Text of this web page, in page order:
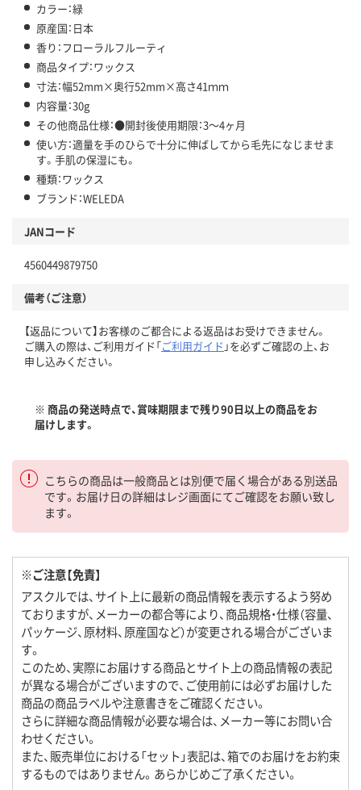
カラー：緑
原産国：日本
香り：フローラルフルーティ
商品タイプ：ワックス
寸法：幅52mm×奥行52mm×高さ41ｍｍ
内容量：30g
その他商品仕様：●開封後使用期限：3～4ヶ月
使い方：適量を手のひらで十分に伸ばしてから毛先になじませま
す。手肌の保湿にも。
種類：ワックス
ブランド：WELEDA
JANコード
4560449879750
備考（ご注意）
【返品について】お客様のご都合による返品はお受けできません。
ご購入の際は、ご利用ガイド「ご利用ガイド 」を必ずご確認の上、お
申し込みください。
※ 商品の発送時点で、賞味期限まで残り90日以上の商品をお
届けします。
こちらの商品は一般商品とは別便で届く場合がある別送品
です。お届け日の詳細はレジ画面にてご確認をお願い致し
ます。
※ご注意【免責】
アスクルでは、サイト上に最新の商品情報を表示するよう努め
ておりますが、メーカーの都合等により、商品規格・仕様（容量、
パッケージ、原材料、原産国など）が変更される場合がございま
す。
このため、実際にお届けする商品とサイト上の商品情報の表記
が異なる場合がございますので、ご使用前には必ずお届けした
商品の商品ラベルや注意書きをご確認ください。
さらに詳細な商品情報が必要な場合は、メーカー等にお問い合
わせください。
また、販売単位における「セット」表記は、箱でのお届けをお約束
するものではありません。あらかじめご了承ください。